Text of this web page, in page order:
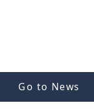
Go to News